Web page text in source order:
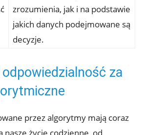
zrozumienia, jak i na podstawie
jakich danych podejmowane są
decyzje.
za
przez algorytmy mają coraz